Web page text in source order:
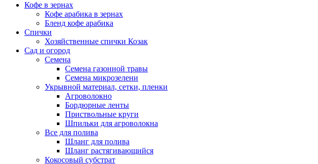
Кофе в зернах
Кофе арабика в зернах
Бленд кофе арабика
Спички
Хозяйственные спички Козак
Сад и огород
Семена
Семена газонной травы
Семена микрозелени
Укрывной материал, сетки, пленки
Агроволокно
Бордюрные ленты
Приствольные круги
Шпильки для агроволокна
Все для полива
Шланг для полива
Шланг растягивающийся
Кокосовый субстрат